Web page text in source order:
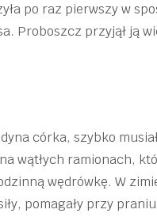
po raz pierwszy w
Proboszcz przyjął ją
córka, szybko
wątłych ramionach,
wędrówkę. W
pomagały przy